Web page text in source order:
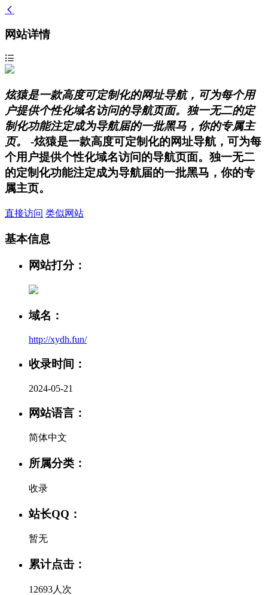
网站详情
炫猿是一款高度可定制化的网址导航，可为每个用
户提供个性化域名访问的导航页面。独一无二的定
制化功能注定成为导航届的一批黑马，你的专属主
页。
-炫猿是一款高度可定制化的网址导航，可为每
个用户提供个性化域名访问的导航页面。独一无二
的定制化功能注定成为导航届的一批黑马，你的专
属主页。
直接访问 类似网站
基本信息
网站打分：
域名：
http://xydh.fun/
收录时间：
2024-05-21
网站语言：
简体中文
所属分类：
收录
站长QQ：
暂无
累计点击：
12693人次